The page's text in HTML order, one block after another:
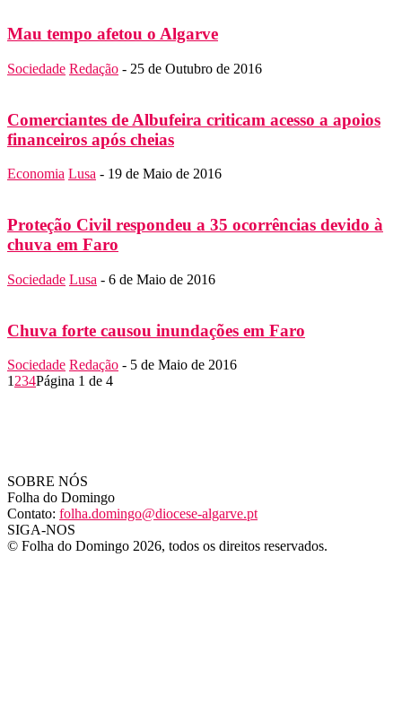
Mau tempo afetou o Algarve
Sociedade Redação - 25 de Outubro de 2016
Comerciantes de Albufeira criticam acesso a apoios
financeiros após cheias
Economia Lusa - 19 de Maio de 2016
Proteção Civil respondeu a 35 ocorrências devido à
chuva em Faro
Sociedade Lusa - 6 de Maio de 2016
Chuva forte causou inundações em Faro
Sociedade Redação - 5 de Maio de 2016
1 234Página 1 de 4
SOBRE NÓS
Folha do Domingo
Contato: folha.domingo@diocese-algarve.pt
SIGA-NOS
© Folha do Domingo 2026, todos os direitos reservados.